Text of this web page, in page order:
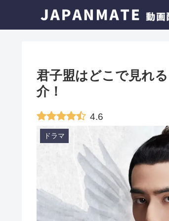
君子盟はどこで見れ
介！
4.6
ドラマ